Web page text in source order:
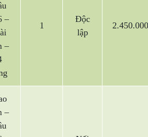
–
–
1
Độc
lập
2.450.000
–